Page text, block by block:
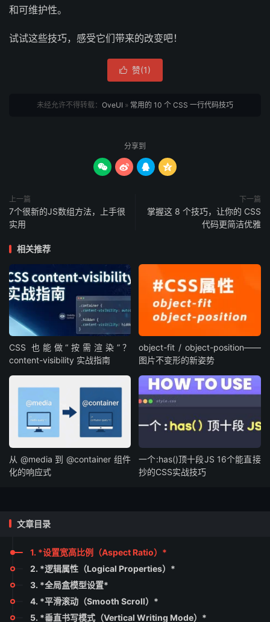
和可维护性。
试试这些技巧，感受它们带来的改变吧！
 赞(1)
未经允许不得转载： OveUI » 常用的 10 个 CSS 一行代码技巧
分享到
   
上一篇
7个很新的JS数组方法，上手很
实用
下一篇
掌握这 8 个技巧，让你的 CSS
代码更简洁优雅
相关推荐
CSS 也能做“按需渲染”？
content-visibility 实战指南
object-fit / object-position——
图片不变形的新姿势
从 @media 到 @container 组件
化的响应式
一个:has()顶十段JS 16个能直接
抄的CSS实战技巧
文章目录
1. *设置宽高比例（Aspect Ratio）*
2. *逻辑属性（Logical Properties）*
3. *全局盒模型设置*
4. *平滑滚动（Smooth Scroll）*
5. *垂直书写模式（Vertical Writing Mode）*